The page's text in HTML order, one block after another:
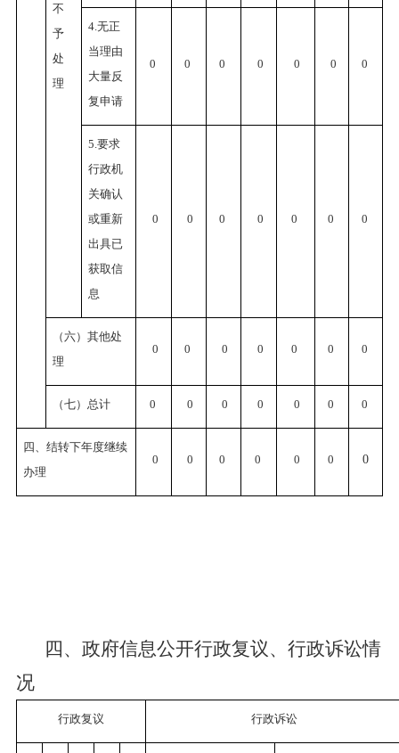
不
予
处
理
4.无正
当理由
大量反
复申请
0 0 0 0 0 0 0
5.要求
行政机
关确认
或重新
出具已
获取信
息
0 0 0 0 0 0 0
（六）其他处
理
0 0 0 0 0 0 0
（七）总计 0 0 0 0 0 0 0
四、结转下年度继续
办理
0 0 0 0 0 0 0
四、政府信息公开行政复议、行政诉讼情
况
行政复议 行政诉讼